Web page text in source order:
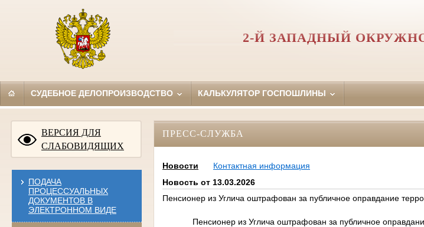
2-Й ЗАПАДНЫЙ
СУДЕБНОЕ ДЕЛОПРОИЗВОДСТВО КАЛЬКУЛЯТОР ГОСПОШЛИНЫ
ВЕРСИЯ ДЛЯ
СЛАБОВИДЯЩИХ
ПОДАЧА
ПРОЦЕССУАЛЬНЫХ
ДОКУМЕНТОВ В
ЭЛЕКТРОННОМ ВИДЕ
ПРЕСС-СЛУЖБА
Новости
Контактная информация
Новость от 13.03.2026
Пенсионер из Углича оштрафован за публичное оправдание
Пенсионер из Углича оштрафован за публичное